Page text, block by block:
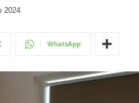
2024
WhatsApp